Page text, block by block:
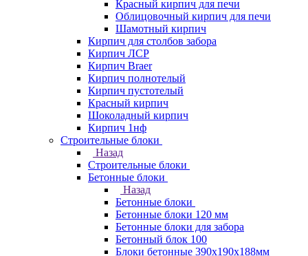
Красный кирпич для печи
Облицовочный кирпич для печи
Шамотный кирпич
Кирпич для столбов забора
Кирпич ЛСР
Кирпич Braer
Кирпич полнотелый
Кирпич пустотелый
Красный кирпич
Шоколадный кирпич
Кирпич 1нф
Строительные блоки
Назад
Строительные блоки
Бетонные блоки
Назад
Бетонные блоки
Бетонные блоки 120 мм
Бетонные блоки для забора
Бетонный блок 100
Блоки бетонные 390х190х188мм